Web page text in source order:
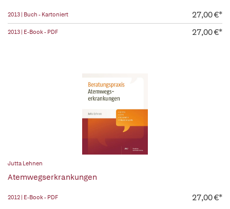
2013 | Buch - Kartoniert 27,00 €*
2013 | E-Book - PDF 27,00 €*
Jutta Lehnen
Atemwegserkrankungen
2012 | E-Book - PDF 27,00 €*